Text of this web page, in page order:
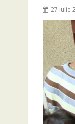
27 iulie